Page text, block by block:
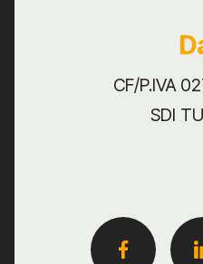
CF/P.IVA
SDI